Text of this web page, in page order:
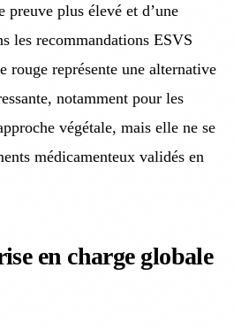
preuve plus élevé et d’une
les recommandations ESVS
rouge représente une alternative
notamment pour les
végétale, mais elle ne se
médicamenteux validés en
en charge globale